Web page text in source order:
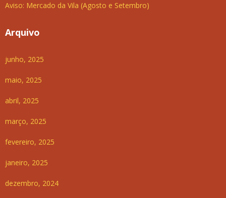
Aviso: Mercado da Vila (Agosto e Setembro)
Arquivo
junho, 2025
maio, 2025
abril, 2025
março, 2025
fevereiro, 2025
janeiro, 2025
dezembro, 2024